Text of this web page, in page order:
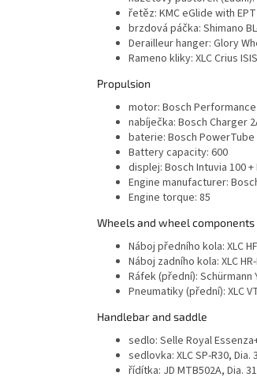
řetěz: KMC eGlide with
brzdová páčka: Shimano
Derailleur hanger: Glory
Rameno kliky: XLC Crius
Propulsion
motor: Bosch Performance
nabíječka: Bosch Charger
baterie: Bosch PowerTube
Battery capacity: 600
displej: Bosch Intuvia 100 +
Engine manufacturer:
Engine torque: 85
Wheels and wheel components
Náboj předního kola: XLC
Náboj zadního kola: XLC
Ráfek (přední): Schürmann
Pneumatiky (přední): XLC
Handlebar and saddle
sedlo: Selle Royal
sedlovka: XLC SP-R30,
řídítka: JD MTB502A, Dia.